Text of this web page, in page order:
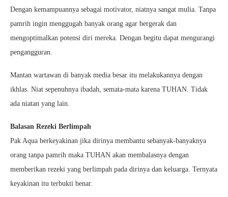
Dengan kemampuannya sebagai motivator, niatnya sangat mulia. Tanpa
pamrih ingin menggugah banyak orang agar bergerak dan
mengoptimalkan potensi diri mereka. Dengan begitu dapat mengurangi
pengangguran.
Mantan wartawan di banyak media besar itu melakukannya dengan
ikhlas. Niat sepenuhnya ibadah, semata-mata karena TUHAN. Tidak
ada niatan yang lain.
Balasan Rezeki Berlimpah
Pak Aqua berkeyakinan jika dirinya membantu sebanyak-banyaknya
orang tanpa pamrih maka TUHAN akan membalasnya dengan
memberikan rezeki yang berlimpah pada dirinya dan keluarga. Ternyata
keyakinan itu terbukti benar.